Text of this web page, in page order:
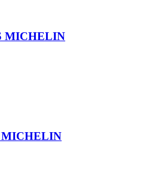
MICHELIN
MICHELIN